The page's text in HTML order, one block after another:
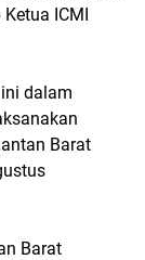
ICMI
dalam
Barat
Barat